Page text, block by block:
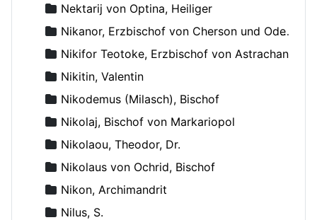
Nektarij von Optina, Heiliger
Nikanor, Erzbischof von Cherson und Odessa
Nikifor Teotoke, Erzbischof von Astrachan
Nikitin, Valentin
Nikodemus (Milasch), Bischof
Nikolaj, Bischof von Markariopol
Nikolaou, Theodor, Dr.
Nikolaus von Ochrid, Bischof
Nikon, Archimandrit
Nilus, S.